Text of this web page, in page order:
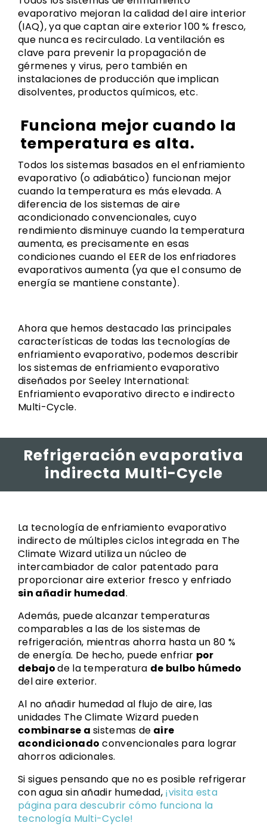
evaporativo mejoran la calidad del aire interior
(IAQ), ya que captan aire exterior 100 % fresco,
que nunca es recirculado. La ventilación es
clave para prevenir la propagación de
gérmenes y virus, pero también en
instalaciones de producción que implican
disolventes, productos químicos, etc.
Funciona mejor cuando la
temperatura es alta.
Todos los sistemas basados en el enfriamiento
evaporativo (o adiabático) funcionan mejor
cuando la temperatura es más elevada. A
diferencia de los sistemas de aire
acondicionado convencionales, cuyo
rendimiento disminuye cuando la temperatura
aumenta, es precisamente en esas
condiciones cuando el EER de los enfriadores
evaporativos aumenta (ya que el consumo de
energía se mantiene constante).
Ahora que hemos destacado las principales
características de todas las tecnologías de
enfriamiento evaporativo, podemos describir
los sistemas de enfriamiento evaporativo
diseñados por Seeley International:
Enfriamiento evaporativo directo e indirecto
Multi-Cycle.
Refrigeración evaporativa
indirecta Multi-Cycle
La tecnología de enfriamiento evaporativo
indirecto de múltiples ciclos integrada en The
Climate Wizard utiliza un núcleo de
intercambiador de calor patentado para
proporcionar aire exterior fresco y enfriado
sin añadir humedad.
Además, puede alcanzar temperaturas
comparables a las de los sistemas de
refrigeración, mientras ahorra hasta un 80 %
de energía. De hecho, puede enfriar por
debajode la temperatura de bulbo húmedo
del aire exterior.
Al no añadir humedad al flujo de aire, las
unidades The Climate Wizard pueden
combinarse a sistemas de aire
acondicionado convencionales para lograr
ahorros adicionales.
Si sigues pensando que no es posible refrigerar
con agua sin añadir humedad, ¡visita esta
página para descubrir cómo funciona la
tecnología Multi-Cycle!